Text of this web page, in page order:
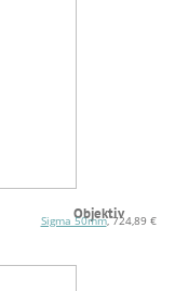
Objektiv
Sigma 50mm, 724,89 €